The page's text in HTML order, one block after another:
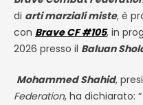
di arti marziali miste, è
con Brave CF #105, in
2026 presso il Baluan
Mohammed Shahid,
Federation, ha dichiarato: “